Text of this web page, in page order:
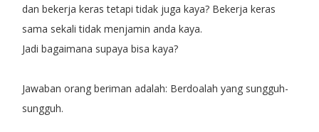
dan bekerja keras tetapi tidak juga kaya? Bekerja keras
sama sekali tidak menjamin anda kaya.
Jadi bagaimana supaya bisa kaya?
Jawaban orang beriman adalah: Berdoalah yang sungguh-
sungguh.